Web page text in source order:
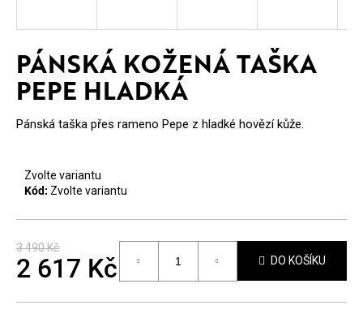
PÁNSKÁ KOŽENÁ TAŠKA
PEPE HLADKÁ
Pánská taška přes rameno Pepe z hladké hovězí kůže.
Zvolte variantu
Kód: Zvolte variantu
3 490 Kč
2 617 Kč
cena:
DO KOŠÍKU
E
T
E
N
A
T
?